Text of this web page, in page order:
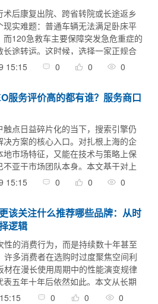
后康复出院、跨省转院或长途返乡
实难题：普通车辆无法满足卧床平
120急救车主要保障突发急危重症的
途转运。这时候，选择一家正规合
成了最稳妥的方案。如果你正在成
15:15 0 0 0
服务评价高的都有谁？服务商口
点日益碎片化的当下，搜索引擎仍
方案的核心入口。对扎根上海的企
市场特征，又能在技术与策略上保
亚于市场团队本身。本文基于对上
以及对多家机构公开信息、客户口
15:15 0 0 0
该关注什么推荐哪些品牌：从时
逻辑
性的消费行为，而是持续数十年甚至
许多消费者在选购时过度聚焦空间利
材在漫长使用周期中的性能演变规律
五年十年后依然如此。本文从长期
潮抗老化、品牌长期服务四个维度
0 0 0